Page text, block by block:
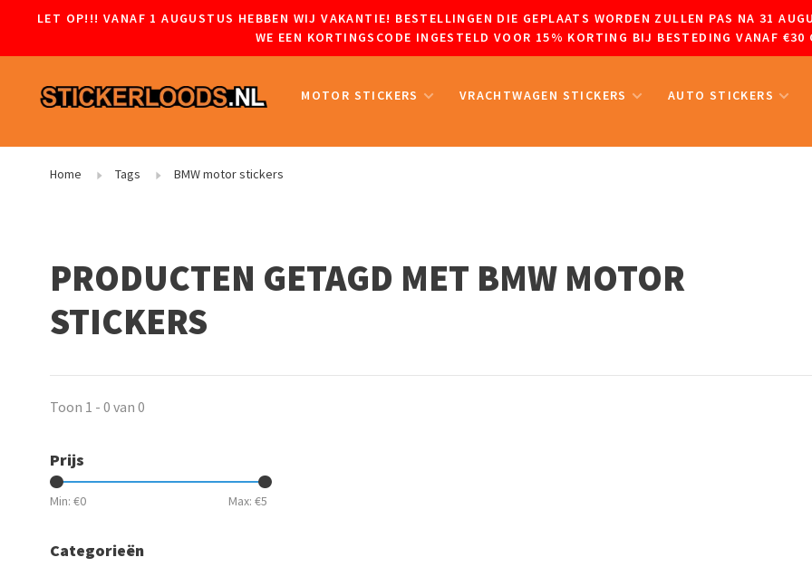
LET OP!!! VANAF 1 AUGUSTUS HEBBEN WIJ VAKANTIE! BESTELLINGEN DIE GEPLAATS WORDEN ZULLEN PAS NA 31
WE EEN KORTINGSCODE INGESTELD VOOR 15% KORTING BIJ BESTEDING VANAF
MOTOR STICKERS VRACHTWAGEN STICKERS AUTO STICKERS
Home Tags BMW motor stickers
PRODUCTEN GETAGD MET BMW MOTOR
STICKERS
Toon 1 - 0 van 0
Prijs
Min: €0 Max: €5
Categorieën